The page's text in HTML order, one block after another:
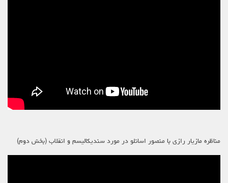
مناظره مازیار رازی با منصور اسانلو در مورد سندیکالیسم و انقلاب (بخش دوم)